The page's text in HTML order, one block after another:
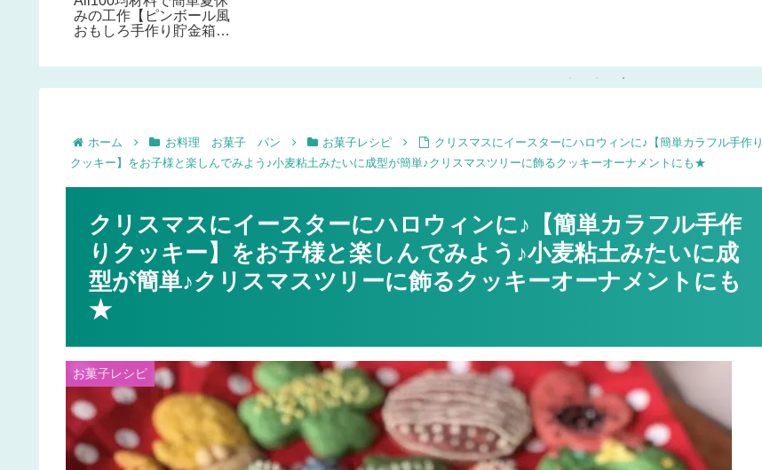
みの工作【ピンボール風
おもしろ手作り貯金箱の
ホーム お料理 お菓子 パン お菓子レシピ
クリスマスにイースターにハロウィンに♪【簡単カラフル手作り
クッキー】をお子様と楽しんでみよう♪小麦粘土みたいに成型が簡単♪クリスマスツリーに飾るクッキーオーナメントにも★
クリスマスにイースターにハロウィンに♪【簡単カラフル手作
りクッキー】をお子様と楽しんでみよう♪小麦粘土みたいに成
型が簡単♪クリスマスツリーに飾るクッキーオーナメントにも
★
お菓子レシピ